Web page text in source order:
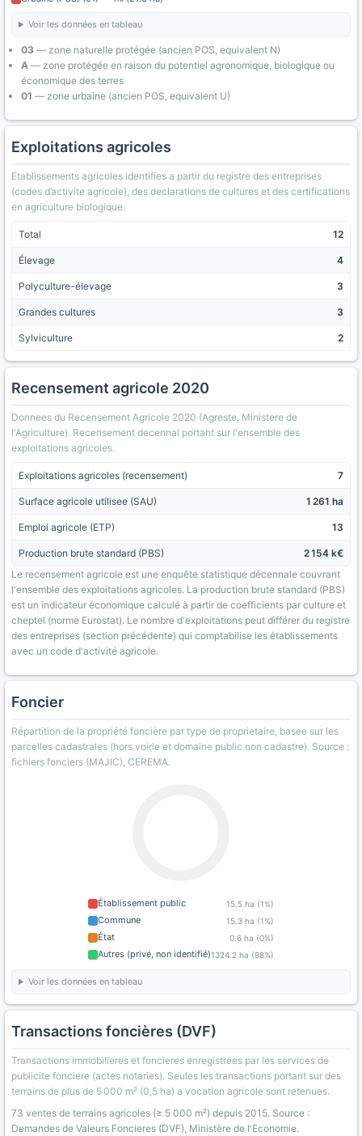
Voir les données en tableau
03 — zone naturelle protégée (ancien POS, equivalent N)
A — zone protégée en raison du potentiel agronomique, biologique ou
économique des terres
01 — zone urbaine (ancien POS, equivalent U)
Exploitations agricoles
Etablissements agricoles identifies a partir du registre des entreprises
(codes d’activite agricole), des declarations de cultures et des certifications
en agriculture biologique.
Total 12
Élevage 4
Polyculture-élevage 3
Grandes cultures 3
Sylviculture 2
Recensement agricole 2020
Donnees du Recensement Agricole 2020 (Agreste, Ministere de
l'Agriculture). Recensement decennal portant sur l'ensemble des
exploitations agricoles.
Exploitations agricoles (recensement) 7
Surface agricole utilisee (SAU) 1 261 ha
Emploi agricole (ETP) 13
Production brute standard (PBS)
2 154 k€
Le recensement agricole est une enquête statistique décennale couvrant
l'ensemble des exploitations agricoles. La production brute standard (PBS)
est un indicateur économique calculé à partir de coefficients par culture et
cheptel (norme Eurostat). Le nombre d'exploitations peut différer du registre
des entreprises (section précédente) qui comptabilise les établissements
avec un code d'activité agricole.
Foncier
Répartition de la propriété foncière par type de proprietaire, basee sur les
parcelles cadastrales (hors voirie et domaine public non cadastre). Source :
fichiers fonciers (MAJIC), CEREMA.
Établissement public 15.5 ha (1%)
Commune 15.3 ha (1%)
État 0.6 ha (0%)
Autres (privé, non identifié)1324.2 ha (98%)
Voir les données en tableau
Transactions foncières (DVF)
Transactions immobilieres et foncieres enregistrees par les services de
publicite fonciere (actes notaries). Seules les transactions portant sur des
terrains de plus de 5 000 m² (0,5 ha) a vocation agricole sont retenues.
73 ventes de terrains agricoles (≥ 5 000 m²) depuis 2015. Source :
Demandes de Valeurs Foncieres (DVF), Ministère de l'Economie.